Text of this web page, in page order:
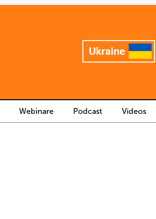
Webinare Podcast Videos